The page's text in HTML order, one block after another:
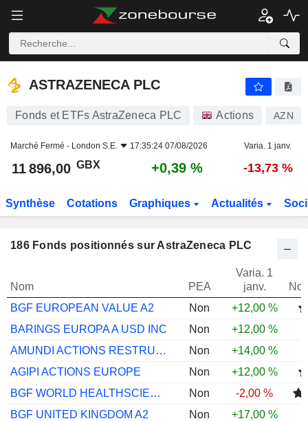
ASTRAZENECA PLC
ASTRAZENECA PLC
Fonds et ETFs AstraZeneca PLC Actions AZN
Marché Fermé - London S.E. 17:35:24 07/08/2026 Varia. 1 janv.
11 896,00 GBX +0,39 % -13,73 %
Synthèse Cotations Graphiques Actualités
186Fonds positionnés sur AstraZeneca PLC
Nom PEA
Varia. 1
janv.
BGF EUROPEAN VALUE A2
Non
+12,00 %
BARINGS EUROPA A USD INC
Non
+12,00 %
AMUNDI ACTIONS RESTRUCTURATIONS P C
Non
+14,00 %
AGIPI ACTIONS EUROPE
Non
+12,00 %
BGF WORLD HEALTHSCIENCE A2
Non
-2,00 %
BGF UNITED KINGDOM A2
Non
+17,00 %